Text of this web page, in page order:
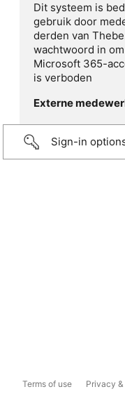
Dit systeem is
gebruik door
derden van
wachtwoord in
Microsoft 365-
is verboden
Externe
Sign-in
Terms of use Privacy